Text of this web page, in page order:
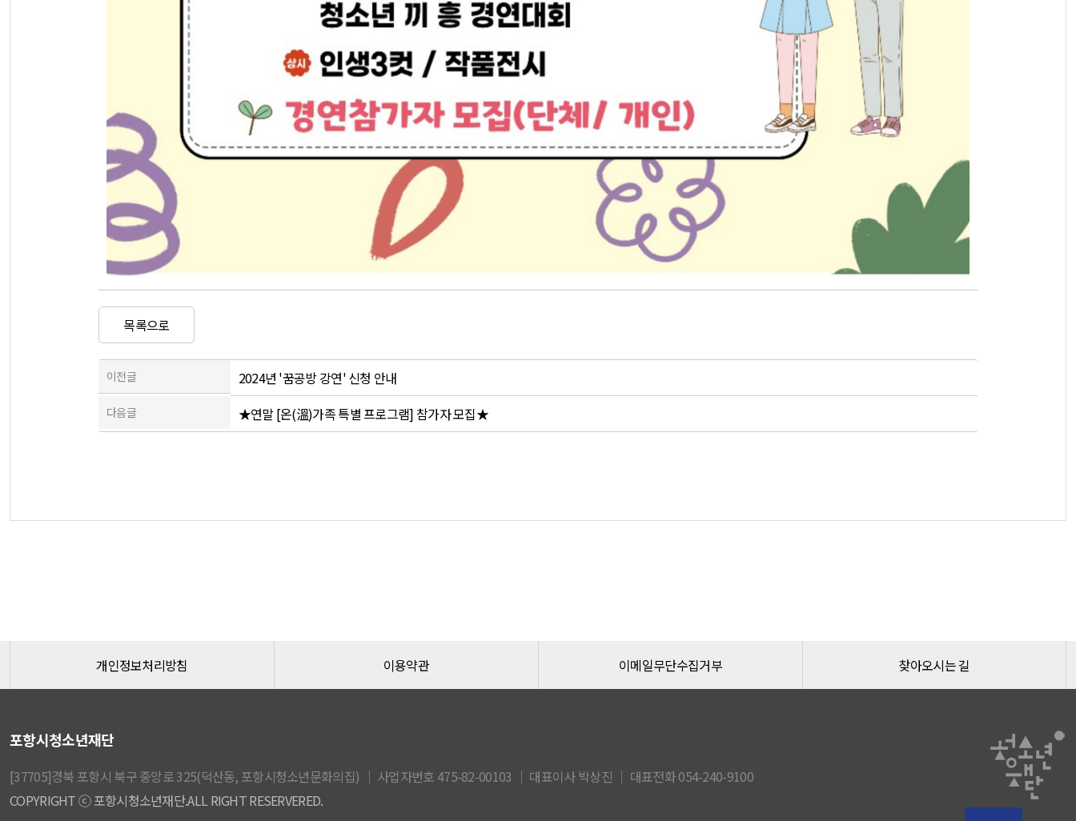
목록으로
이전글 2024년 '꿈공방 강연' 신청 안내
다음글 ★연말 [온(溫)가족 특별 프로그램] 참가자 모집★
개인정보처리방침 이용약관 이메일무단수집거부 찾아오시는 길
포항시청소년재단
[37705]경북 포항시 북구 중앙로 325(덕산동, 포항시청소년문화의집) │ 사업자번호 475-82-00103 │ 대표이사 박상진 │ 대표전화 054-240-9100
COPYRIGHT ⓒ 포항시청소년재단.ALL RIGHT RESERVERED.